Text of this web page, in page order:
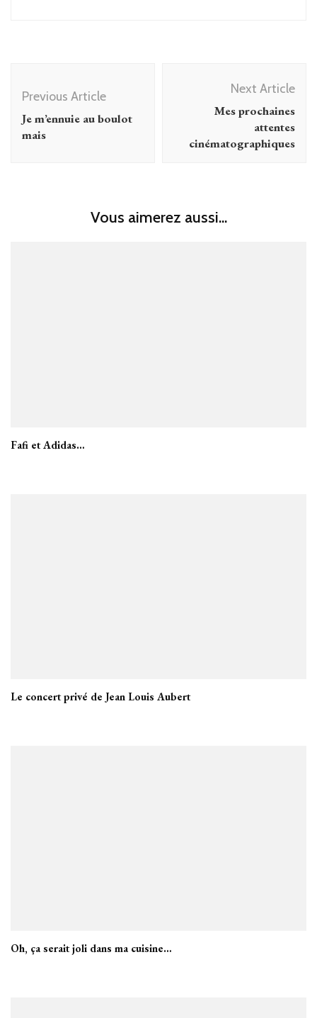
Navigation
Previous Article
Je m’ennuie au boulot
mais
Next Article
Mes prochaines
attentes
cinématographiques
Vous aimerez aussi...
Fafi et Adidas…
Le concert privé de Jean Louis Aubert
Oh, ça serait joli dans ma cuisine…